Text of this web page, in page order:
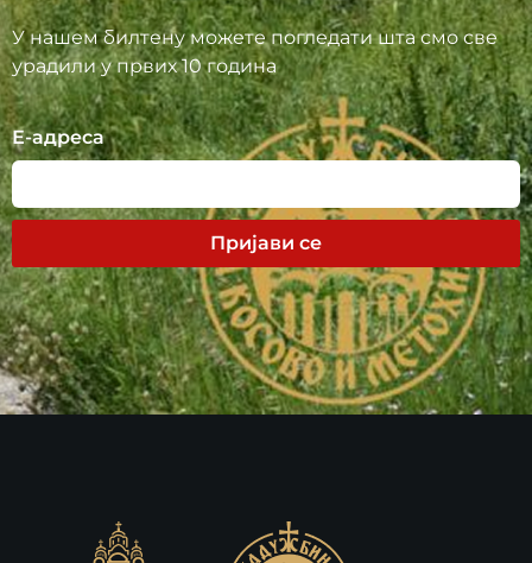
У нашем билтену можете погледати шта смо све
урадили у првих 10 година
Е-адреса
Пријави се